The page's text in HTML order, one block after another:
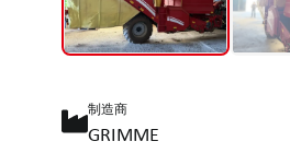
制造商
GRIMME